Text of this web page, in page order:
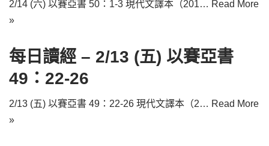
2/14 (六) 以賽亞書 50：1-3 現代文譯本（201… Read More
»
每日讀經 – 2/13 (五) 以賽亞書
49：22-26
2/13 (五) 以賽亞書 49：22-26 現代文譯本（2… Read More
»